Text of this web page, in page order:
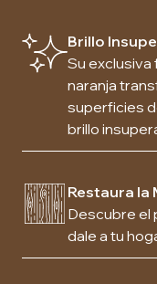
Brillo
Su
naranja
superficies
brillo
Restaura la
Descubre el
dale a tu